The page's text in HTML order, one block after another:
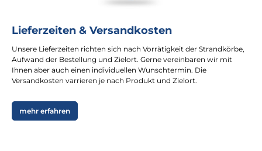
Lieferzeiten & Versandkosten
Unsere Lieferzeiten richten sich nach Vorrätigkeit der Strandkörbe,
Aufwand der Bestellung und Zielort. Gerne vereinbaren wir mit
Ihnen aber auch einen individuellen Wunschtermin. Die
Versandkosten varrieren je nach Produkt und Zielort.
mehr erfahren